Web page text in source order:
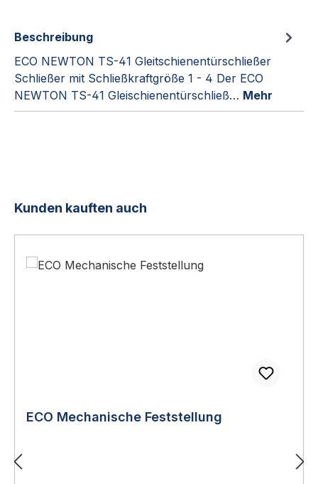
Beschreibung
ECO NEWTON TS-41 Gleitschienentürschließer
Schließer mit Schließkraftgröße 1 - 4 Der ECO
NEWTON TS-41 Gleischienentürschließ… Mehr
Produktgalerie überspringen
Kunden kauften auch
ECO Mechanische Feststellung